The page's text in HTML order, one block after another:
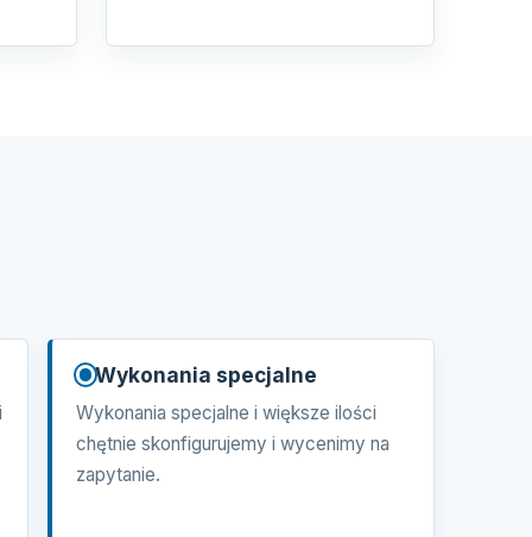
Wykonania specjalne
Wykonania specjalne i większe ilości
chętnie skonfigurujemy i wycenimy na
zapytanie.